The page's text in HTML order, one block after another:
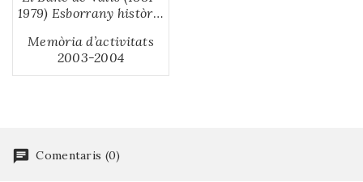
el procès d'electrifiació
Teixidó Montalà
1979) Esborrany històric
comentaris personals -
Pilar Musolas Rodon
Memòria d’activitats
2003-2004
Comentaris (0)